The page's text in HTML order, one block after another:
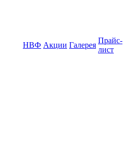
НВФ Акции Галерея
Прайс-
лист